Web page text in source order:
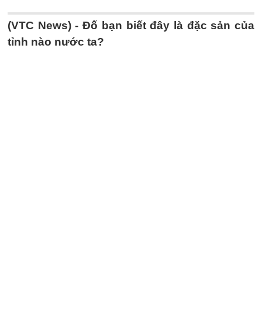
(VTC News) -Đố bạn biết đây là đặc sản của
tỉnh nào nước ta?